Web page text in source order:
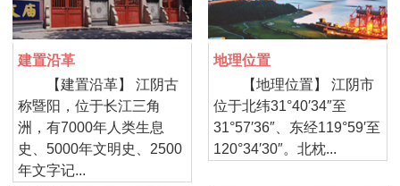
建置沿革
【建置沿革】 江阴古
称暨阳，位于长江三角
洲，有7000年人类生息
史、5000年文明史、2500
年文字记...
地理位置
【地理位置】 江阴市
位于北纬31°40′34″至
31°57′36″、东经119°59′至
120°34′30″。北枕...